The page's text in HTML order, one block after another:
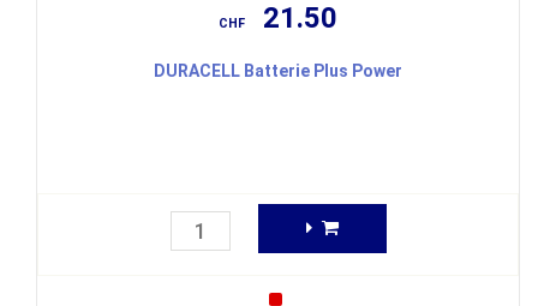
CHF 21.50
DURACELL Batterie Plus Power